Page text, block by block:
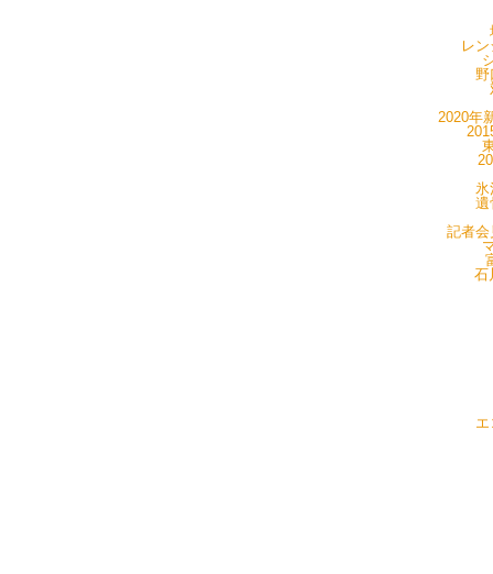
レ
野
2020年
氷
遺
記者
石